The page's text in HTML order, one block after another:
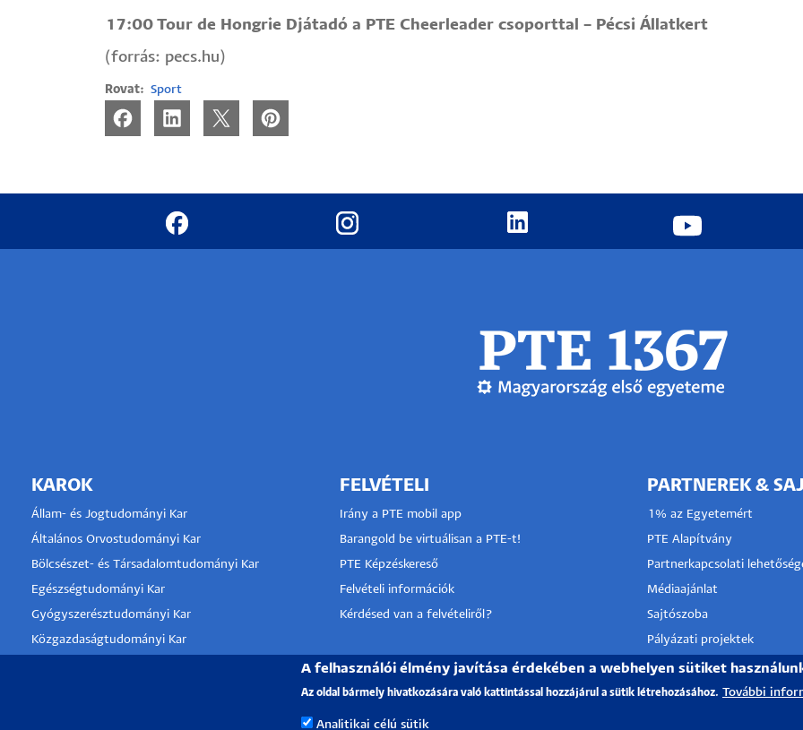
17:00 Tour de Hongrie Djátadó a PTE Cheerleader csoporttal – Pécsi Állatkert
(forrás: pecs.hu)
Rovat Sport
KAROK
Állam- és Jogtudományi Kar
Általános Orvostudományi Kar
Bölcsészet- és Társadalomtudományi Kar
Egészségtudományi Kar
Gyógyszerésztudományi Kar
Közgazdaságtudományi Kar
FELVÉTELI
Irány a PTE mobil app
Barangold be virtuálisan a PTE-t!
PTE Képzéskereső
Felvételi információk
Kérdésed van a felvételiről?
KLINIKAI KÖZPONT
TÁMOGATÓ SZOLGÁLAT
PARTNEREK &
1% az Egyetemért
PTE Alapítvány
Partnerkapcsolati
Médiaajánlat
Sajtószoba
Pályázati projektek
HRS4R
A felhasználói élmény javítása érdekében a webhelyen sütiket
Az oldal bármely hivatkozására való kattintással hozzájárul a sütik létrehozásához. További
Analitikai célú sütik